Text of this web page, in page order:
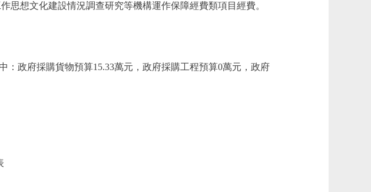
思想文化建設情況調查研究等機構運作保障經費類項目經費。
政府採購貨物預算15.33萬元，政府採購工程預算0萬元，政府